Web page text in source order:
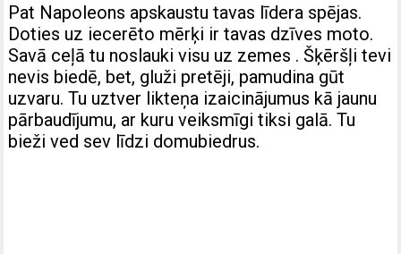
Pat Napoleons apskaustu tavas līdera spējas.
Doties uz iecerēto mērķi ir tavas dzīves moto.
Savā ceļā tu noslauki visu uz zemes . Šķēršļi tevi
nevis biedē, bet, gluži pretēji, pamudina gūt
uzvaru. Tu uztver likteņa izaicinājumus kā jaunu
pārbaudījumu, ar kuru veiksmīgi tiksi galā. Tu
bieži ved sev līdzi domubiedrus.